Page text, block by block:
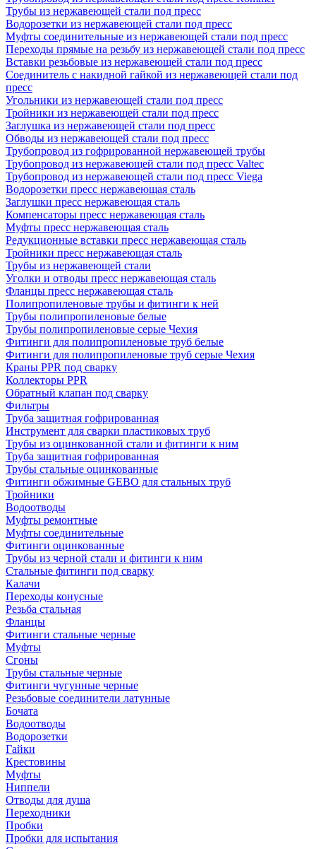
Трубы из нержавеющей стали под пресс
Водорозетки из нержавеющей стали под пресс
Муфты соединительные из нержавеющей стали под пресс
Переходы прямые на резьбу из нержавеющей стали под пресс
Вставки резьбовые из нержавеющей стали под пресс
Соединитель с накидной гайкой из нержавеющей стали под
пресс
Угольники из нержавеющей стали под пресс
Тройники из нержавеющей стали под пресс
Заглушка из нержавеющей стали под пресс
Обводы из нержавеющей стали под пресс
Трубопровод из гофрированной нержавеющей трубы
Трубопровод из нержавеющей стали под пресс Valtec
Трубопровод из нержавеющей стали под пресс Viega
Водорозетки пресс нержавеющая сталь
Заглушки пресс нержавеющая сталь
Компенсаторы пресс нержавеющая сталь
Муфты пресс нержавеющая сталь
Редукционные вставки пресс нержавеющая сталь
Тройники пресс нержавеющая сталь
Трубы из нержавеющей стали
Уголки и отводы пресс нержавеющая сталь
Фланцы пресс нержавеющая сталь
Полипропиленовые трубы и фитинги к ней
Трубы полипропиленовые белые
Трубы полипропиленовые серые Чехия
Фитинги для полипропиленовые труб белые
Фитинги для полипропиленовые труб серые Чехия
Краны PPR под сварку
Коллекторы PPR
Обратный клапан под сварку
Фильтры
Труба защитная гофрированная
Инструмент для сварки пластиковых труб
Трубы из оцинкованной стали и фитинги к ним
Труба защитная гофрированная
Трубы стальные оцинкованные
Фитинги обжимные GEBO для стальных труб
Тройники
Водоотводы
Муфты ремонтные
Муфты соединительные
Фитинги оцинкованные
Трубы из черной стали и фитинги к ним
Стальные фитинги под сварку
Калачи
Переходы конусные
Резьба стальная
Фланцы
Фитинги стальные черные
Муфты
Сгоны
Трубы стальные черные
Фитинги чугунные черные
Резьбовые соединители латунные
Бочата
Водоотводы
Водорозетки
Гайки
Крестовины
Муфты
Ниппели
Отводы для душа
Переходники
Пробки
Пробки для испытания